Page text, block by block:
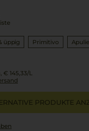
üppig
Primitivo
€ 145,33/L
PRODUKTE